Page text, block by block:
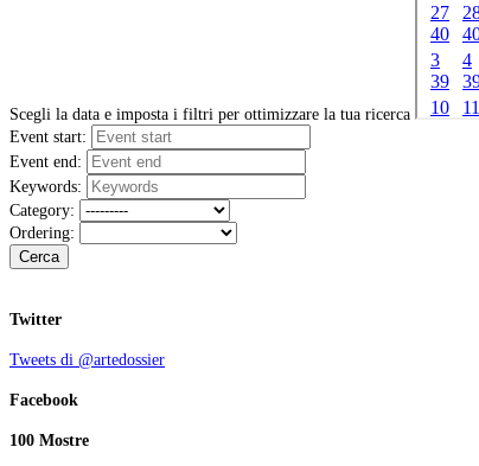
Scegli la data e imposta i filtri per ottimizzare la tua ricerca
Event start:
Event end:
Keywords:
Category:
Ordering:
Cerca
Twitter
Tweets di @artedossier
Facebook
100 Mostre